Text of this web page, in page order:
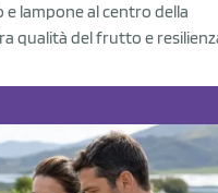
lampone al centro della
qualità del frutto e